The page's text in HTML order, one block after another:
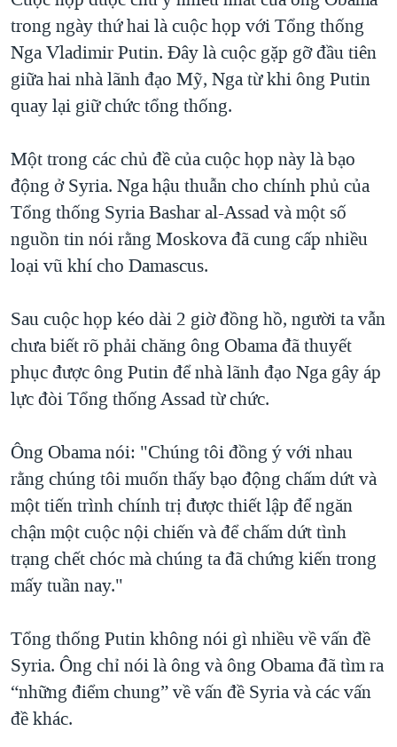
trong ngày thứ hai là cuộc họp với Tổng thống
Nga Vladimir Putin. Đây là cuộc gặp gỡ đầu tiên
giữa hai nhà lãnh đạo Mỹ, Nga từ khi ông Putin
quay lại giữ chức tổng thống.
Một trong các chủ đề của cuộc họp này là bạo
động ở Syria. Nga hậu thuẫn cho chính phủ của
Tổng thống Syria Bashar al-Assad và một số
nguồn tin nói rằng Moskova đã cung cấp nhiều
loại vũ khí cho Damascus.
Sau cuộc họp kéo dài 2 giờ đồng hồ, người ta vẫn
chưa biết rõ phải chăng ông Obama đã thuyết
phục được ông Putin để nhà lãnh đạo Nga gây áp
lực đòi Tổng thống Assad từ chức.
Ông Obama nói: "Chúng tôi đồng ý với nhau
rằng chúng tôi muốn thấy bạo động chấm dứt và
một tiến trình chính trị được thiết lập để ngăn
chận một cuộc nội chiến và để chấm dứt tình
trạng chết chóc mà chúng ta đã chứng kiến trong
mấy tuần nay."
Tổng thống Putin không nói gì nhiều về vấn đề
Syria. Ông chỉ nói là ông và ông Obama đã tìm ra
“những điểm chung” về vấn đề Syria và các vấn
đề khác.